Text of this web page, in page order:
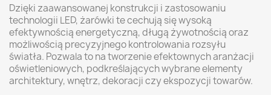
Dzięki zaawansowanej konstrukcji i zastosowaniu
technologii LED, żarówki te cechują się wysoką
efektywnością energetyczną, długą żywotnością oraz
możliwością precyzyjnego kontrolowania rozsyłu
światła. Pozwala to na tworzenie efektownych aranżacji
oświetleniowych, podkreślających wybrane elementy
architektury, wnętrz, dekoracji czy ekspozycji towarów.